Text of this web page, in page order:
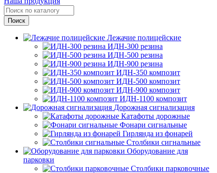
Лежачие полицейские
ИДН-300 резина
ИДН-500 резина
ИДН-900 резина
ИДН-350 композит
ИДН-500 композит
ИДН-900 композит
ИДН-1100 композит
Дорожная сигнализация
Катафоты дорожные
Фонари сигнальные
Гирлянда из фонарей
Столбики сигнальные
Оборудование для
парковки
Столбики парковочные